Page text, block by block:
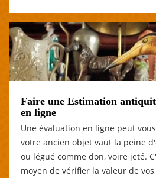
Faire une Estimation
en ligne
Une évaluation en ligne peut
votre ancien objet vaut la peine
ou légué comme don, voire jeté.
moyen de vérifier la valeur de